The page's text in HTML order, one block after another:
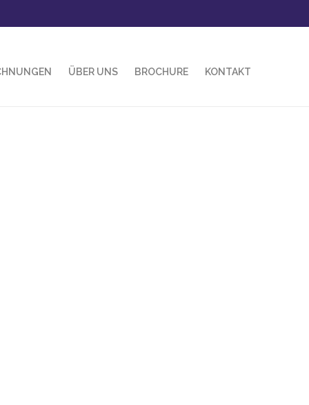
ÜBER UNS BROCHURE KONTAKT